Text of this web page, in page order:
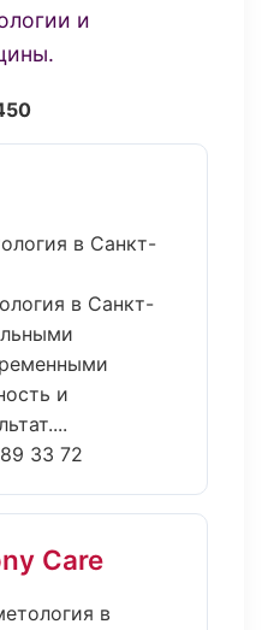
и
в Санкт-
в Санкт-
и
33 72
Care
в